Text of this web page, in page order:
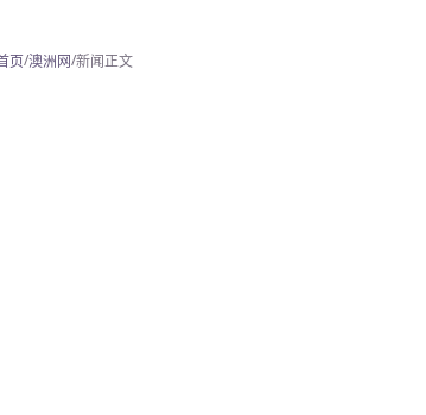
页/澳洲网/新闻正文